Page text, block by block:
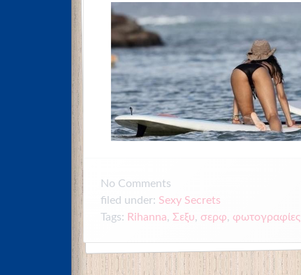
No Comments
filed under: Sexy Secrets
Tags: Rihanna, Σεξυ, σερφ, φωτογραφίες